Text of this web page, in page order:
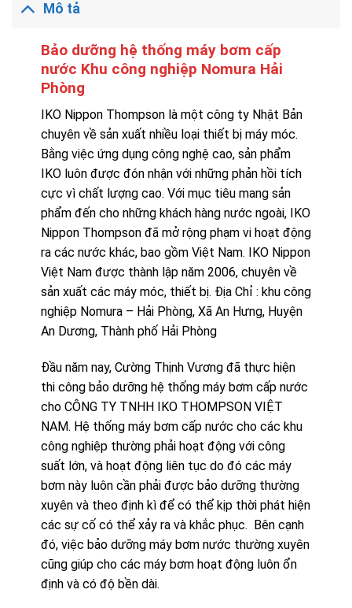
Mô tả
Bảo dưỡng hệ thống máy bơm cấp
nước Khu công nghiệp Nomura Hải
Phòng
IKO Nippon Thompson là một công ty Nhật Bản
chuyên về sản xuất nhiều loại thiết bị máy móc.
Bằng việc ứng dụng công nghệ cao, sản phẩm
IKO luôn được đón nhận với những phản hồi tích
cực vì chất lượng cao. Với mục tiêu mang sản
phẩm đến cho những khách hàng nước ngoài, IKO
Nippon Thompson đã mở rộng phạm vi hoạt động
ra các nước khác, bao gồm Việt Nam. IKO Nippon
Việt Nam được thành lập năm 2006, chuyên về
sản xuất các máy móc, thiết bị. Địa Chỉ : khu công
nghiệp Nomura – Hải Phòng, Xã An Hưng, Huyện
An Dương, Thành phố Hải Phòng
Đầu năm nay, Cường Thịnh Vương đã thực hiện
thi công bảo dưỡng hệ thống máy bơm cấp nước
cho CÔNG TY TNHH IKO THOMPSON VIỆT
NAM. Hệ thống máy bơm cấp nước cho các khu
công nghiệp thường phải hoạt động với công
suất lớn, và hoạt động liên tục do đó các máy
bơm này luôn cần phải được bảo dưỡng thường
xuyên và theo định kì để có thể kịp thời phát hiện
các sự cố có thể xảy ra và khắc phục. Bên cạnh
đó, việc bảo dưỡng máy bơm nước thường xuyên
cũng giúp cho các máy bơm hoạt động luôn ổn
định và có độ bền dài.